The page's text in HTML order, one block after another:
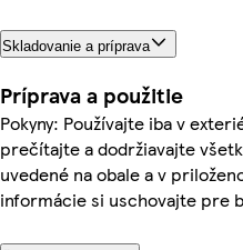
Skladovanie a príprava
Príprava a použitie
Pokyny: Používajte iba v
prečítajte a dodržiavajte
uvedené na obale a v
informácie si uschovajte pre